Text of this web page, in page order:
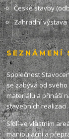
České stavby
Zahradní výstava
SEZNÁMENÍ
Společnost
se zabývá od
materiálu a přináší
stavebních realizací.
Sídlí ve vlastním
manipulační a